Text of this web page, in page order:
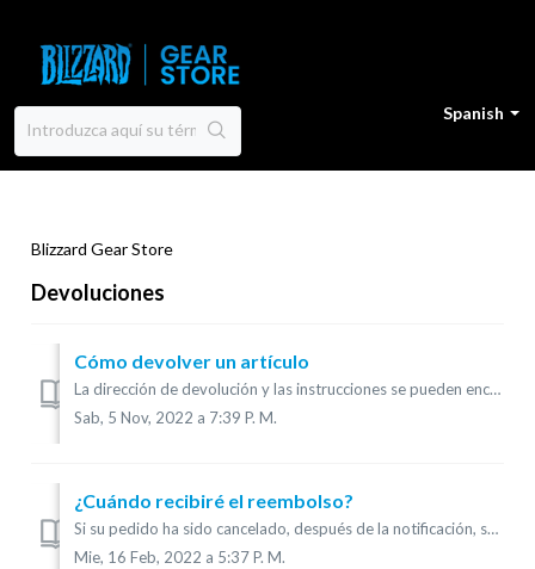
Spanish
Blizzard Gear Store
Devoluciones
Cómo devolver un artículo
La dirección de devolución y las instrucciones se pueden encontrar en la etiqueta de devolución incluida en el paquete. ¿Cuál es la política de devolucio...
Sab, 5 Nov, 2022 a 7:39 P. M.
¿Cuándo recibiré el reembolso?
Si su pedido ha sido cancelado, después de la notificación, sus reembolsos pueden aparecer en su cuenta bancaria hasta 5 días hábiles después. Si nos ha...
Mie, 16 Feb, 2022 a 5:37 P. M.